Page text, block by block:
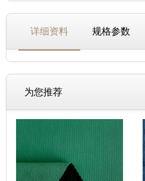
详细资料 规格参数
为您推荐